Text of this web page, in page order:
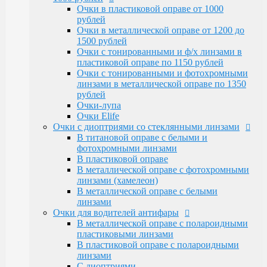
Очки Elife
Очки с диоптриями со стеклянными линзами
В титановой оправе с белыми и
фотохромными линзами
В пластиковой оправе
В металлической оправе с фотохромными
линзами (хамелеон)
В металлической оправе с белыми линзами
Очки для водителей антифары
В металлической оправе с полароидными
пластиковыми линзами
В пластиковой оправе с полароидными
линзами
С диоптриями
Очки для компьютера
В пластиковой оправе с полимерными
линзами
В металлической оправе
Тренажерные очки
В пластиковой оправе
В металлической оправе
Очки глаукомные
Очки Эксклюзивные Ricardi от 15000
Бренд оправы
Очки в пластиковой оправе от 1000
рублей
Очки в металлической оправе от 1200 до
1500 рублей
Очки с тонированными и ф/х линзами в
пластиковой оправе по 1150 рублей
Очки с тонированными и фотохромными
линзами в металлической оправе по 1350
рублей
Очки-лупа
Очки Elife
Очки с диоптриями со стеклянными линзами
В титановой оправе с белыми и
фотохромными линзами
В пластиковой оправе
В металлической оправе с фотохромными
линзами (хамелеон)
В металлической оправе с белыми
линзами
Очки для водителей антифары
В металлической оправе с полароидными
пластиковыми линзами
В пластиковой оправе с полароидными
линзами